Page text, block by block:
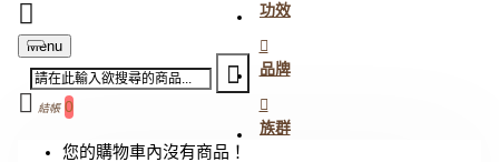
功效
品牌
族群
Menu
結帳 0
您的購物車內沒有商品！